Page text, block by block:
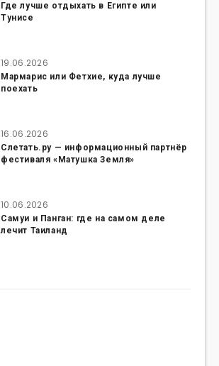
Где лучше отдыхать в Египте или
Тунисе
19.06.2026
Мармарис или Фетхие, куда лучше
поехать
16.06.2026
Слетать.ру — информационный партнёр
фестиваля «Матушка Земля»
10.06.2026
Самуи и Панган: где на самом деле
лечит Таиланд